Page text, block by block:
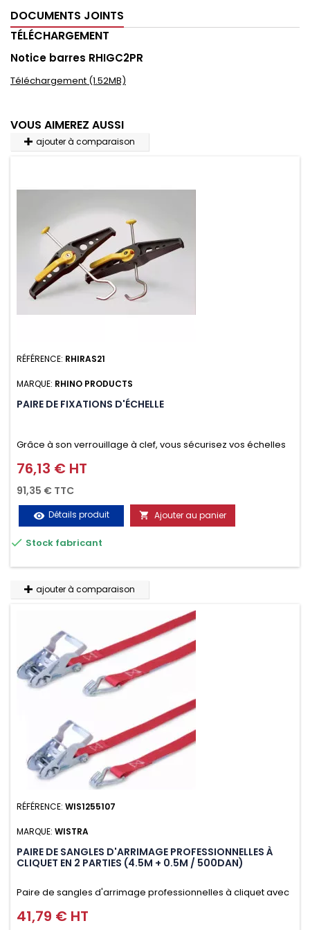
DOCUMENTS JOINTS
TÉLÉCHARGEMENT
Notice barres RHIGC2PR
Téléchargement (1.52MB)
VOUS AIMEREZ AUSSI
ajouter à comparaison
RÉFÉRENCE: RHIRAS21
MARQUE: RHINO PRODUCTS
PAIRE DE FIXATIONS D'ÉCHELLE
Grâce à son verrouillage à clef, vous sécurisez vos échelles
d'un seul geste aussi bien contre le vol que pendant le
transport. Référence vendue par paire.
Prix
76,13 € HT
91,35 € TTC
visibility Détails produit  Ajouter au panier
 Stock fabricant
ajouter à comparaison
RÉFÉRENCE: WIS1255107
MARQUE: WISTRA
PAIRE DE SANGLES D'ARRIMAGE PROFESSIONNELLES À
CLIQUET EN 2 PARTIES (4.5M + 0.5M / 500DAN)
Paire de sangles d'arrimage professionnelles à cliquet avec
crochet en 2 parties (4.5M + 0.5M / 500daN), simple et rapide
Prix
41,79 € HT